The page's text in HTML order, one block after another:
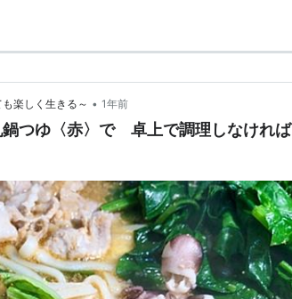
楽しく生きる～ • 1年前
鍋つゆ〈赤〉で 卓上で調理しなければ